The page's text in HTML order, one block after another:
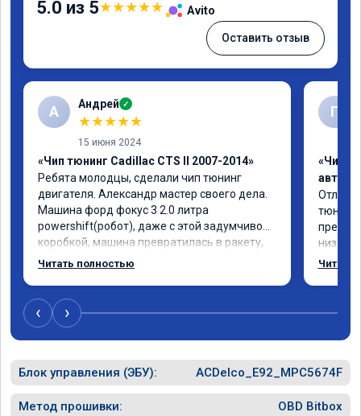
5.0 из 5★★★★★ Avito
Оставить отзыв
А Андрей ✓
★★★★★
15 июня 2024
«Чип тюнинг Cadillac CTS II 2007-2014»
Ребята молодцы, сделали чип тюнинг
двигателя. Александр мастер своего дела.
Машина форд фокус 3 2.0 литра
powershift(робот), даже с этой задумчивой
коробкой, машина превратилась в ракету,
даже страшно от такого ускорения,
машины, при этом расход топлива немного
уменьшился, начиная даже на холостом
ходу. Да, можно найти дешевле услугу эту,
уверенным в отличной работе. Рекомендую
👍👍👍👍👍
Читать полностью
Г
«Чип
низов,
Расход
Читать
‹ ›
Блок управления (ЭБУ): ACDelco_E92_MPC5674F
Метод прошивки: OBD Bitbox